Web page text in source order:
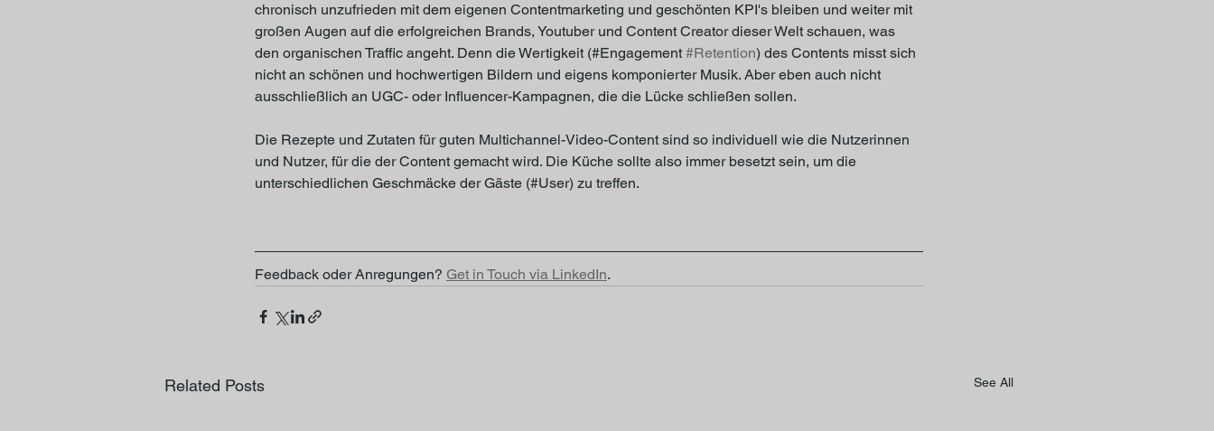
chronisch unzufrieden mit dem eigenen Contentmarketing und geschönten KPI's bleiben und weiter mit
großen Augen auf die erfolgreichen Brands, Youtuber und Content Creator dieser Welt schauen, was
den organischen Traffic angeht. Denn die Wertigkeit (#Engagement #Retention) des Contents misst sich
nicht an schönen und hochwertigen Bildern und eigens komponierter Musik. Aber eben auch nicht
ausschließlich an UGC- oder Influencer-Kampagnen, die die Lücke schließen sollen.
Die Rezepte und Zutaten für guten Multichannel-Video-Content sind so individuell wie die Nutzerinnen
und Nutzer, für die der Content gemacht wird. Die Küche sollte also immer besetzt sein, um die
unterschiedlichen Geschmäcke der Gäste (#User) zu treffen.
Feedback oder Anregungen? Get in Touch via LinkedIn.
Related Posts See All